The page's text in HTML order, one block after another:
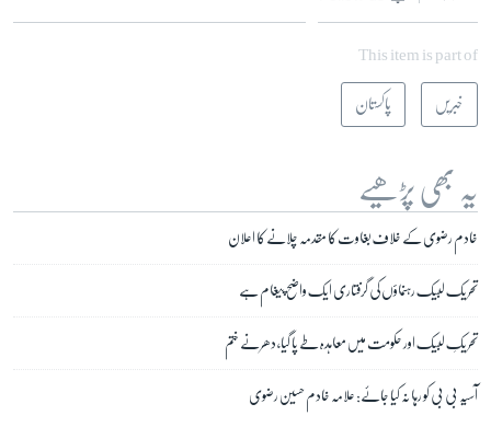
This item is part of
خبریں پاکستان
یہ بھی پڑھیے
خادم رضوی کے خلاف بغاوت کا مقدمہ چلانے کا اعلان
تحریک لبیک رہنماؤں کی گرفتاری ایک واضح پیغام ہے
تحریکِ لبیک اور حکومت میں معاہدہ طے پا گیا، دھرنے ختم
آسیہ بی بی کو رہا نہ کیا جائے: علامہ خادم حسین رضوی